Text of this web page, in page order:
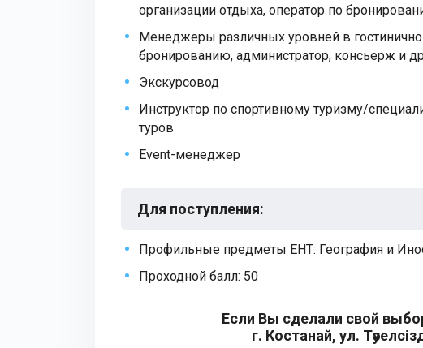
организации отдыха, оператор по
Менеджеры различных уровней в
бронированию, администратор, консьерж и
Экскурсовод
Инструктор по спортивному туризму/
туров
Event-менеджер
Для поступления:
Профильные предметы ЕНТ: География и
Проходной балл: 50
Если Вы сделали свой
г. Костанай, ул.